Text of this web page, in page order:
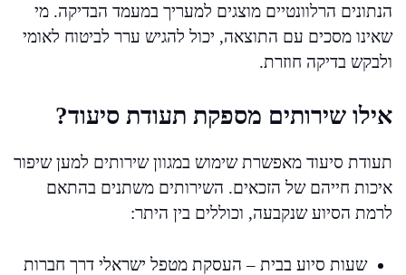
הנתונים הרלוונטיים מוצגים למעריך במעמד הבדיקה. מי
שאינו מסכים עם התוצאה, יכול להגיש ערר לביטוח לאומי
ולבקש בדיקה חוזרת.
אילו שירותים מספקת תעודת סיעוד?
תעודת סיעוד מאפשרת שימוש במגוון שירותים למען שיפור
איכות חייהם של הזכאים. השירותים משתנים בהתאם
לרמת הסיוע שנקבעה, וכוללים בין היתר:
שעות סיוע בבית – העסקת מטפל ישראלי דרך חברות